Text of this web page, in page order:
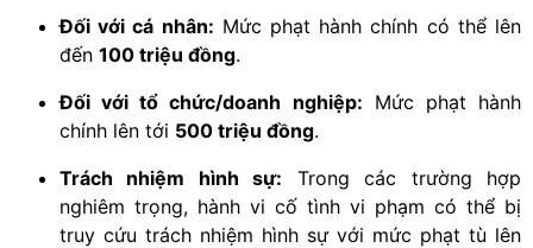
Đối với cá nhân: Mức phạt hành chính có thể lên
đến 100 triệu đồng.
Đối với tổ chức/doanh nghiệp: Mức phạt hành
chính lên tới 500 triệu đồng.
Trách nhiệm hình sự: Trong các trường hợp
nghiêm trọng, hành vi cố tình vi phạm có thể bị
truy cứu trách nhiệm hình sự với mức phạt tù lên